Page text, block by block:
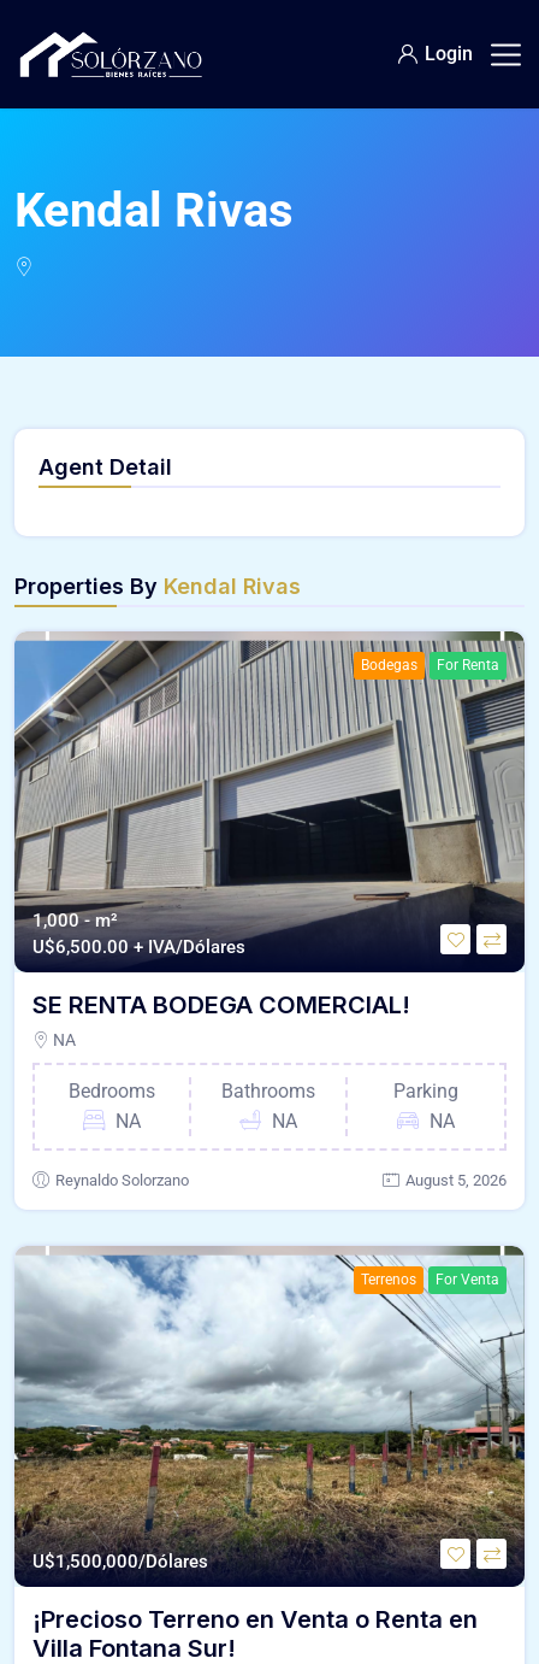
Login
Kendal Rivas
Agent Detail
Properties By Kendal Rivas
Bodegas For Renta
1,000 - m²
U$6,500.00 + IVA/Dólares
SE RENTA BODEGA COMERCIAL!
NA
Bedrooms
NA
Bathrooms
NA
Parking
NA
Reynaldo Solorzano August 5, 2026
Terrenos For Venta
U$1,500,000/Dólares
¡Precioso Terreno en Venta o Renta en
Villa Fontana Sur!